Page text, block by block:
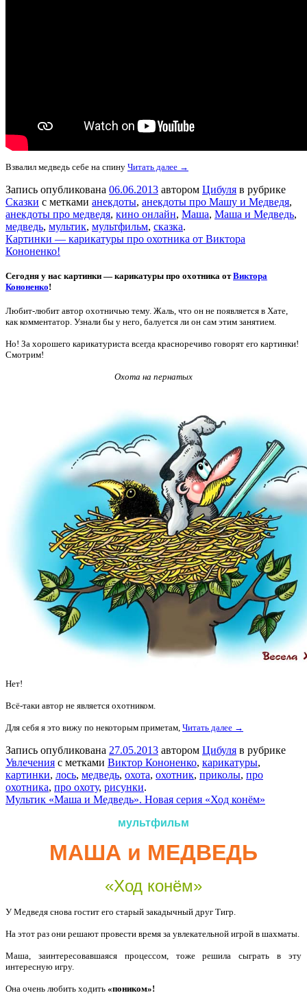
Взвалил медведь себе на спину Читать далее →
Запись опубликована 06.06.2013 автором Цибуля в рубрике
Сказки с метками анекдоты, анекдоты про Машу и Медведя,
анекдоты про медведя, кино онлайн, Маша, Маша и Медведь,
медведь, мультик, мультфильм, сказка.
Картинки — карикатуры про охотника от Виктора
Кононенко!
Сегодня у нас картинки — карикатуры про охотника отВиктора
Кононенко!
Любит-любит автор охотничью тему. Жаль, что он не появляется в Хате,
как комментатор. Узнали бы у него, балуется ли он сам этим занятием.
Но! За хорошего карикатуриста всегда красноречиво говорят его картинки!
Смотрим!
Охота на пернатых
Нет!
Всё-таки автор не является охотником.
Для себя я это вижу по некоторым приметам, Читать далее →
Запись опубликована 27.05.2013 автором Цибуля в рубрике
Увлечения с метками Виктор Кононенко, карикатуры,
картинки, лось, медведь, охота, охотник, приколы, про
охотника, про охоту, рисунки.
Мультик «Маша и Медведь». Новая серия «Ход конём»
мультфильм
МАША и МЕДВЕДЬ
«Ход конём»
У Медведя снова гостит его старый закадычный друг Тигр.
На этот раз они решают провести время за увлекательной игрой в шахматы.
Маша, заинтересовавшаяся процессом, тоже решила сыграть в эту
интересную игру.
Она очень любить ходить «поником»!